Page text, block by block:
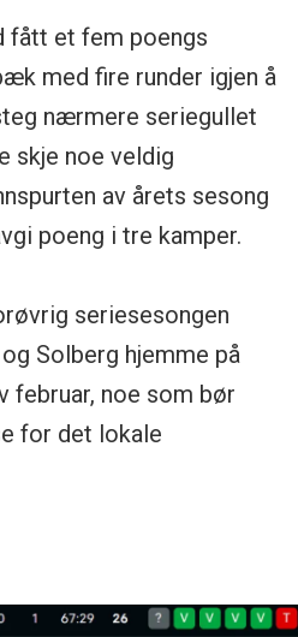
fått et fem poengs
med fire runder igjen å
nærmere seriegullet
skje noe veldig
av årets sesong
poeng i tre kamper.
seriesesongen
Solberg hjemme på
februar, noe som bør
for det lokale